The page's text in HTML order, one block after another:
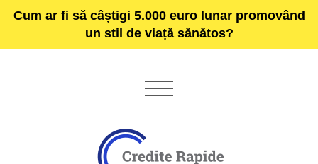
Cum ar fi să câștigi 5.000 euro lunar promovând
un stil de viață sănătos?